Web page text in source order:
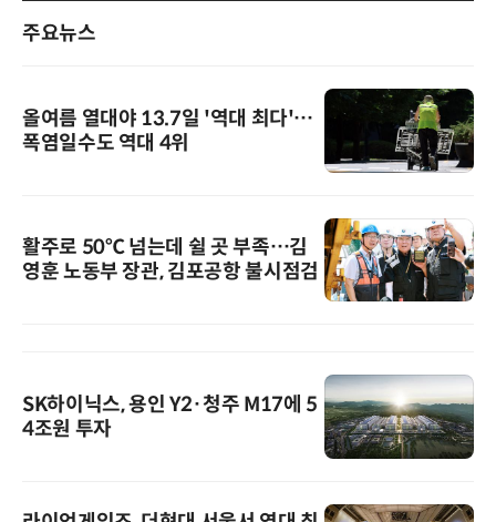
주요뉴스
올여름 열대야 13.7일 '역대 최다'…
폭염일수도 역대 4위
활주로 50℃ 넘는데 쉴 곳 부족…김
영훈 노동부 장관, 김포공항 불시점검
SK하이닉스, 용인 Y2·청주 M17에 5
4조원 투자